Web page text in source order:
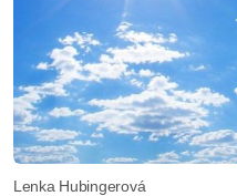
Lenka Hubingerová